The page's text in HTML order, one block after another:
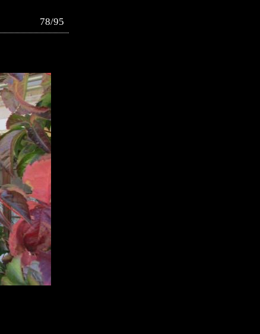
78/95